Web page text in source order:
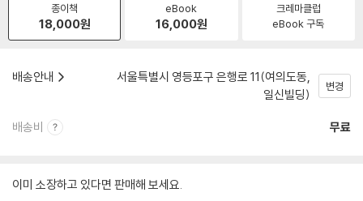
종이책
18,000원
eBook
16,000원
크레마클럽
eBook 구독
배송안내
서울특별시 영등포구 은행로 11(여의도동,
일신빌딩)
변경
배송비 무료
이미 소장하고 있다면 판매해 보세요.